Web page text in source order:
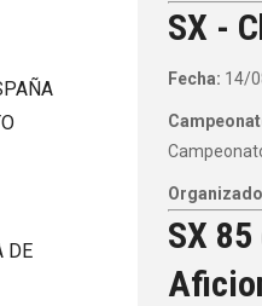
DE
SX -
Fecha: 14/
SX